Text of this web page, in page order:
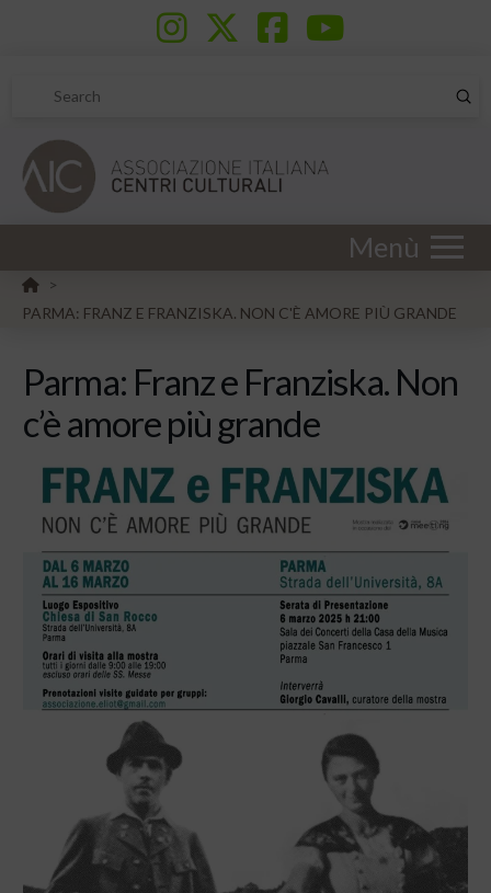
Search
Menù
HOME
>
PARMA: FRANZ E FRANZISKA. NON C'È AMORE PIÙ GRANDE
Parma: Franz e Franziska. Non
c’è amore più grande